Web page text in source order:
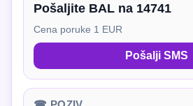
Pošaljite BAL na 14741
Cena poruke 1 EUR
Pošalji SMS